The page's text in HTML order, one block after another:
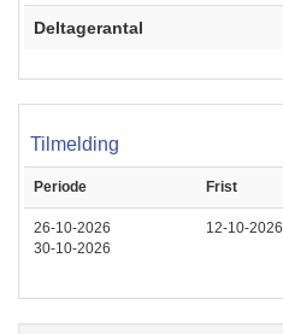
Deltagerantal
Tilmelding
Periode Frist
26-10-2026
30-10-2026
12-10-2026